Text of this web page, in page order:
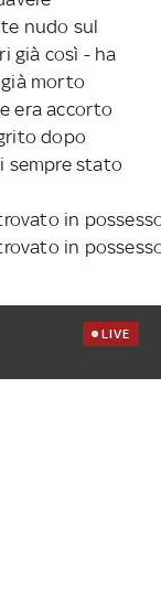
nudo sul
già così - ha
morto
era accorto
dopo
sempre stato
in
in
LIVE